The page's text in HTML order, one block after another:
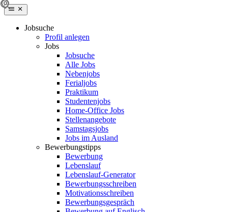
Jobsuche
Profil anlegen
Jobs
Jobsuche
Alle Jobs
Nebenjobs
Ferialjobs
Praktikum
Studentenjobs
Home-Office Jobs
Stellenangebote
Samstagsjobs
Jobs im Ausland
Bewerbungstipps
Bewerbung
Lebenslauf
Lebenslauf-Generator
Bewerbungsschreiben
Motivationsschreiben
Bewerbungsgespräch